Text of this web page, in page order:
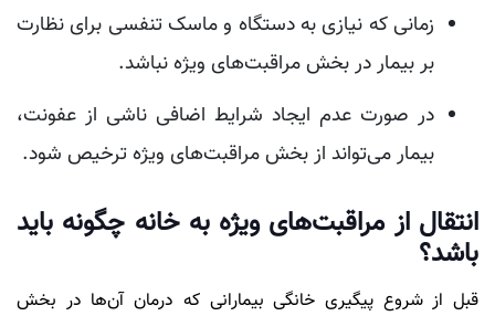
زمانی که نیازی به دستگاه و ماسک تنفسی برای نظارت
بر بیمار در بخش مراقبت‌های ویژه نباشد.
در صورت عدم ایجاد شرایط اضافی ناشی از عفونت،
بیمار می‌تواند از بخش مراقبت‌های ویژه ترخیص شود.
انتقال از مراقبت‌های ویژه به خانه چگونه باید
باشد؟
قبل از شروع پیگیری خانگی بیمارانی که درمان آن‌ها در بخش